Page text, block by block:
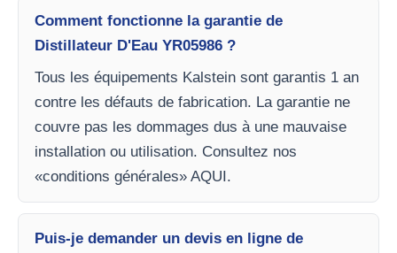
Comment fonctionne la garantie de
Distillateur D'Eau YR05986 ?
Tous les équipements Kalstein sont garantis 1 an
contre les défauts de fabrication. La garantie ne
couvre pas les dommages dus à une mauvaise
installation ou utilisation. Consultez nos
«conditions générales» AQUI.
Puis-je demander un devis en ligne de